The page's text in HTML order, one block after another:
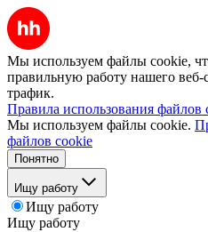
Мы используем файлы cookie,
правильную работу нашего веб-
трафик.
Правила использования файлов
Мы используем файлы cookie.
файлов cookie
Понятно
Ищу работу
Ищу работу
Ищу работу